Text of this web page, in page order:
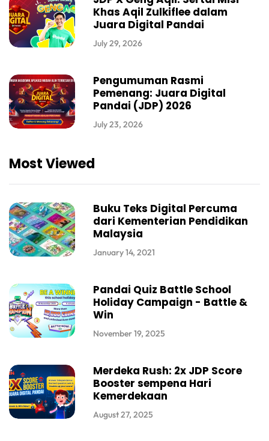
Khas Aqil Zulkiflee dalam
Juara Digital Pandai
July 29, 2026
Pengumuman Rasmi
Pemenang: Juara Digital
Pandai (JDP) 2026
July 23, 2026
Most Viewed
Buku Teks Digital Percuma
dari Kementerian Pendidikan
Malaysia
January 14, 2021
Pandai Quiz Battle School
Holiday Campaign - Battle &
Win
November 19, 2025
Merdeka Rush: 2x JDP Score
Booster sempena Hari
Kemerdekaan
August 27, 2025